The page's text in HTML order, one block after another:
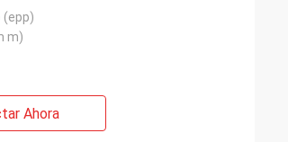
(epp)
m)
Ahora